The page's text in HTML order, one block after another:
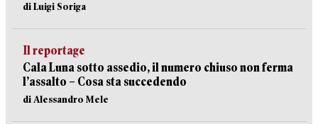
di Luigi Soriga
Il reportage
Cala Luna sotto assedio, il numero chiuso non ferma
l’assalto – Cosa sta succedendo
di Alessandro Mele